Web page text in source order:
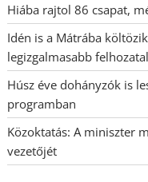
Hiába rajtol 86 csapat,
Idén is a Mátrába
legizgalmasabb
Húsz éve dohányzók is
programban
Közoktatás: A miniszter
vezetőjét